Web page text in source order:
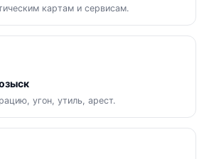
картам и сервисам.
угон, утиль, арест.